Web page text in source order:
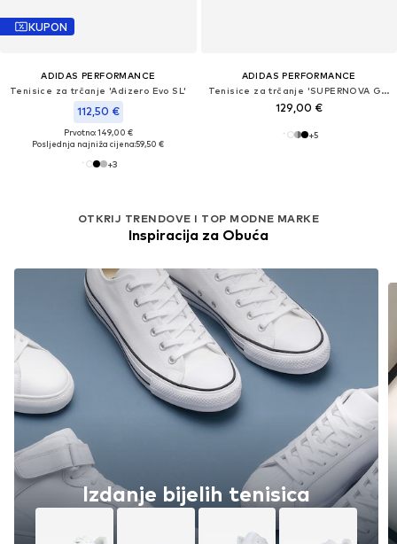
KUPON
ADIDAS PERFORMANCE
Tenisice za trčanje 'Adizero Evo SL'
112,50 €
Prvotno: 149,00 €
Posljednja najniža cijena:59,50 €
+3
ADIDAS PERFORMANCE
Tenisice za trčanje 'SUPERNOVA GLIDE'
129,00 €
+5
OTKRIJ TRENDOVE I TOP MODNE MARKE
Inspiracija za Obuća
Izdanje bijelih tenisica